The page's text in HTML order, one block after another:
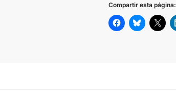
Compartir esta página: